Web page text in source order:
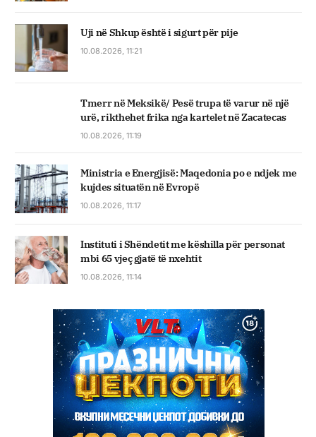
Uji në Shkup është i sigurt për pije
10.08.2026, 11:21
Tmerr në Meksikë/ Pesë trupa të varur në një
urë, rikthehet frika nga kartelet në Zacatecas
10.08.2026, 11:19
Ministria e Energjisë: Maqedonia po e ndjek me
kujdes situatën në Evropë
10.08.2026, 11:17
Instituti i Shëndetit me këshilla për personat
mbi 65 vjeç gjatë të nxehtit
10.08.2026, 11:14